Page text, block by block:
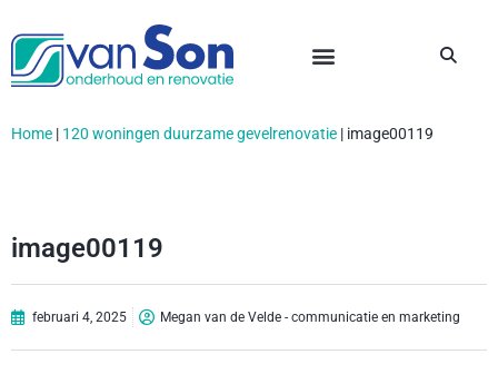
Home | 120 woningen duurzame gevelrenovatie | image00119
image00119
februari 4, 2025 Megan van de Velde - communicatie en marketing